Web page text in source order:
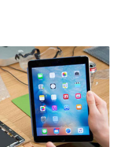
оригиналам.
так и в сервисном